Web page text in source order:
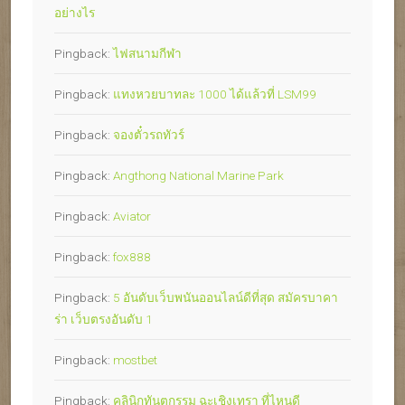
อย่างไร
Pingback:ไฟสนามกีฬา
Pingback: แทงหวยบาทละ 1000 ได้แล้วที่ LSM99
Pingback: จองตั๋วรถทัวร์
Pingback: Angthong National Marine Park
Pingback: Aviator
Pingback: fox888
Pingback: 5 อันดับเว็บพนันออนไลน์ดีที่สุด สมัครบาคา
ร่า เว็บตรงอันดับ 1
Pingback: mostbet
Pingback: คลินิกทันตกรรม ฉะเชิงเทรา ที่ไหนดี